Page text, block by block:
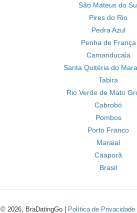
São Mateus do
Pires do Rio
Pedra Azul
Penha de França
Camanducaia
Santa Quitéria do
Tabira
Rio Verde de Mato
Cabrobó
Pombos
Porto Franco
Maraial
Caaporã
Brasil
© 2026, BraDatingGo | Política de Privacidade|